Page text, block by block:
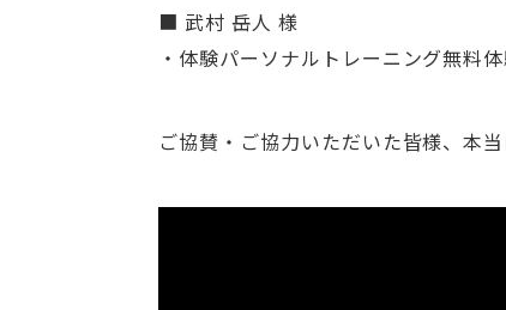
■ 武村 岳人 様
・体験パーソナルトレーニング無料
ご協賛・ご協力いただいた皆様、本